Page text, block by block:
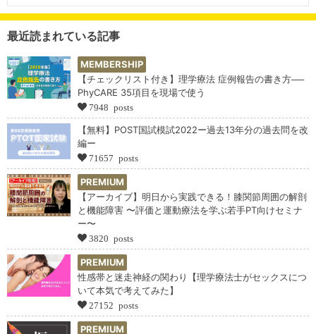
最近読まれている記事
MEMBERSHIP
【チェックリスト付き】理学療法 症例報告の書き方──
PhyCARE 35項目を現場で使う
7948 posts
【無料】POST国試模試2022ー過去13年分の過去問を改
編ー
71657 posts
PREMIUM
【アーカイブ】明日から実践できる！膝関節周囲の解剖
と機能障害 〜評価と運動療法を学ぶ若手PT向けセミナ
ー〜
3820 posts
PREMIUM
性感帯と迷走神経の関わり【理学療法士がセックスにつ
いて本気で考えてみた】
27152 posts
PREMIUM